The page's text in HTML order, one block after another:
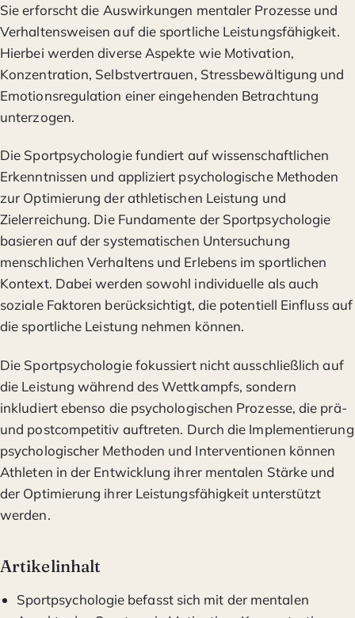
Sie erforscht die Auswirkungen mentaler Prozesse und
Verhaltensweisen auf die sportliche Leistungsfähigkeit.
Hierbei werden diverse Aspekte wie Motivation,
Konzentration, Selbstvertrauen, Stressbewältigung und
Emotionsregulation einer eingehenden Betrachtung
unterzogen.
Die Sportpsychologie fundiert auf wissenschaftlichen
Erkenntnissen und appliziert psychologische Methoden
zur Optimierung der athletischen Leistung und
Zielerreichung. Die Fundamente der Sportpsychologie
basieren auf der systematischen Untersuchung
menschlichen Verhaltens und Erlebens im sportlichen
Kontext. Dabei werden sowohl individuelle als auch
soziale Faktoren berücksichtigt, die potentiell Einfluss auf
die sportliche Leistung nehmen können.
Die Sportpsychologie fokussiert nicht ausschließlich auf
die Leistung während des Wettkampfs, sondern
inkludiert ebenso die psychologischen Prozesse, die prä-
und postcompetitiv auftreten. Durch die Implementierung
psychologischer Methoden und Interventionen können
Athleten in der Entwicklung ihrer mentalen Stärke und
der Optimierung ihrer Leistungsfähigkeit unterstützt
werden.
Artikelinhalt
Sportpsychologie befasst sich mit der mentalen